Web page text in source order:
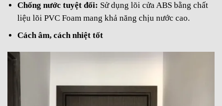
Chống nước tuyệt đối: Sử dụng lõi cửa ABS bằng chất
liệu lõi PVC Foam mang khả năng chịu nước cao.
Cách âm, cách nhiệt tốt